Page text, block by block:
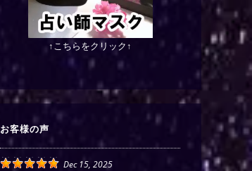
↑こちらをクリック↑
お客様の声
Dec 15, 2025